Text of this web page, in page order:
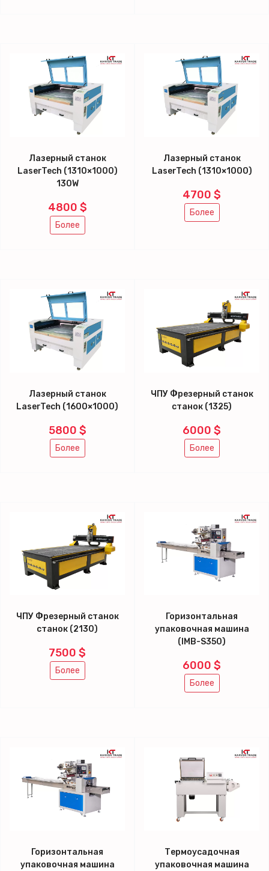
Лазерный станок
LaserTech (1310×1000)
130W
4800 $
Более
Лазерный станок
LaserTech (1310×1000)
4700 $
Более
Лазерный станок
LaserTech (1600×1000)
5800 $
Более
ЧПУ Фрезерный станок
станок (1325)
6000 $
Более
ЧПУ Фрезерный станок
станок (2130)
7500 $
Более
Горизонтальная
упаковочная машина
(IMB-S350)
6000 $
Более
Горизонтальная
упаковочная машина
Термоусадочная
упаковочная машина